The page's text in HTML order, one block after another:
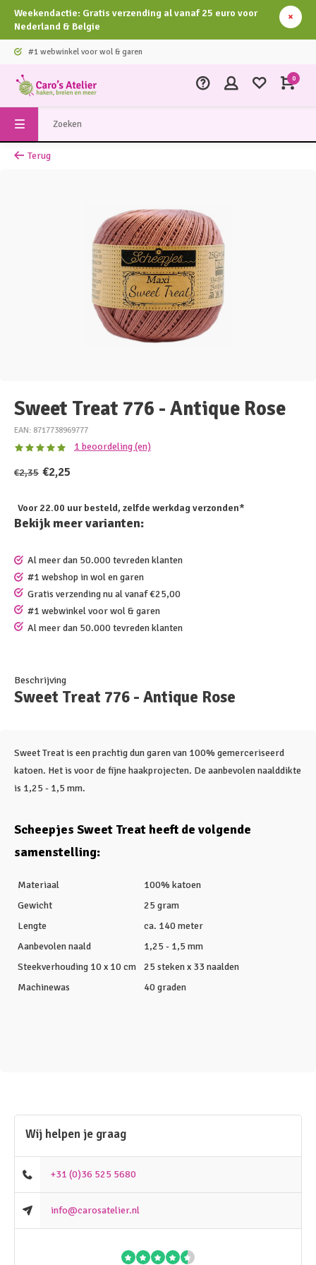
Weekendactie: Gratis verzending al vanaf 25 euro voor
Nederland & Belgie
#1 webwinkel voor wol & garen
0
Terug
Sweet Treat 776 - Antique Rose
EAN: 8717738969777
1 beoordeling (en)
€2,35 €2,25
Voor 22.00 uur besteld, zelfde werkdag verzonden*
Bekijk meer varianten:
Al meer dan 50.000 tevreden klanten
#1 webshop in wol en garen
Gratis verzending nu al vanaf €25,00
#1 webwinkel voor wol & garen
Al meer dan 50.000 tevreden klanten
Beschrijving
Sweet Treat 776 - Antique Rose
Sweet Treat is een prachtig dun garen van 100% gemerceriseerd
katoen. Het is voor de fijne haakprojecten. De aanbevolen naalddikte
is 1,25 - 1,5 mm.
Scheepjes Sweet Treat heeft de volgende
samenstelling:
Materiaal
100% katoen
Gewicht
25 gram
Lengte
ca. 140 meter
Aanbevolen naald
1,25 - 1,5 mm
Steekverhouding 10 x 10 cm
25 steken x 33 naalden
Machinewas
40 graden
Wij helpen je graag
+31 (0)36 525 5680
info@carosatelier.nl